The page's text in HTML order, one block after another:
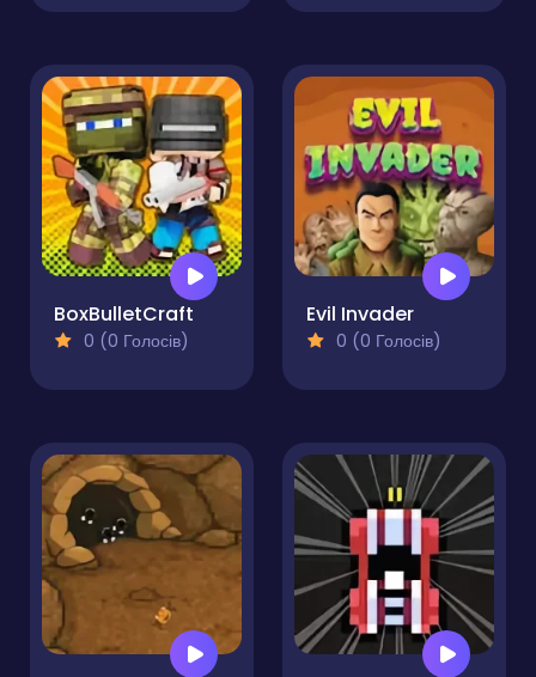
BoxBulletCraft
0 (0 Голосів)
Evil Invader
0 (0 Голосів)